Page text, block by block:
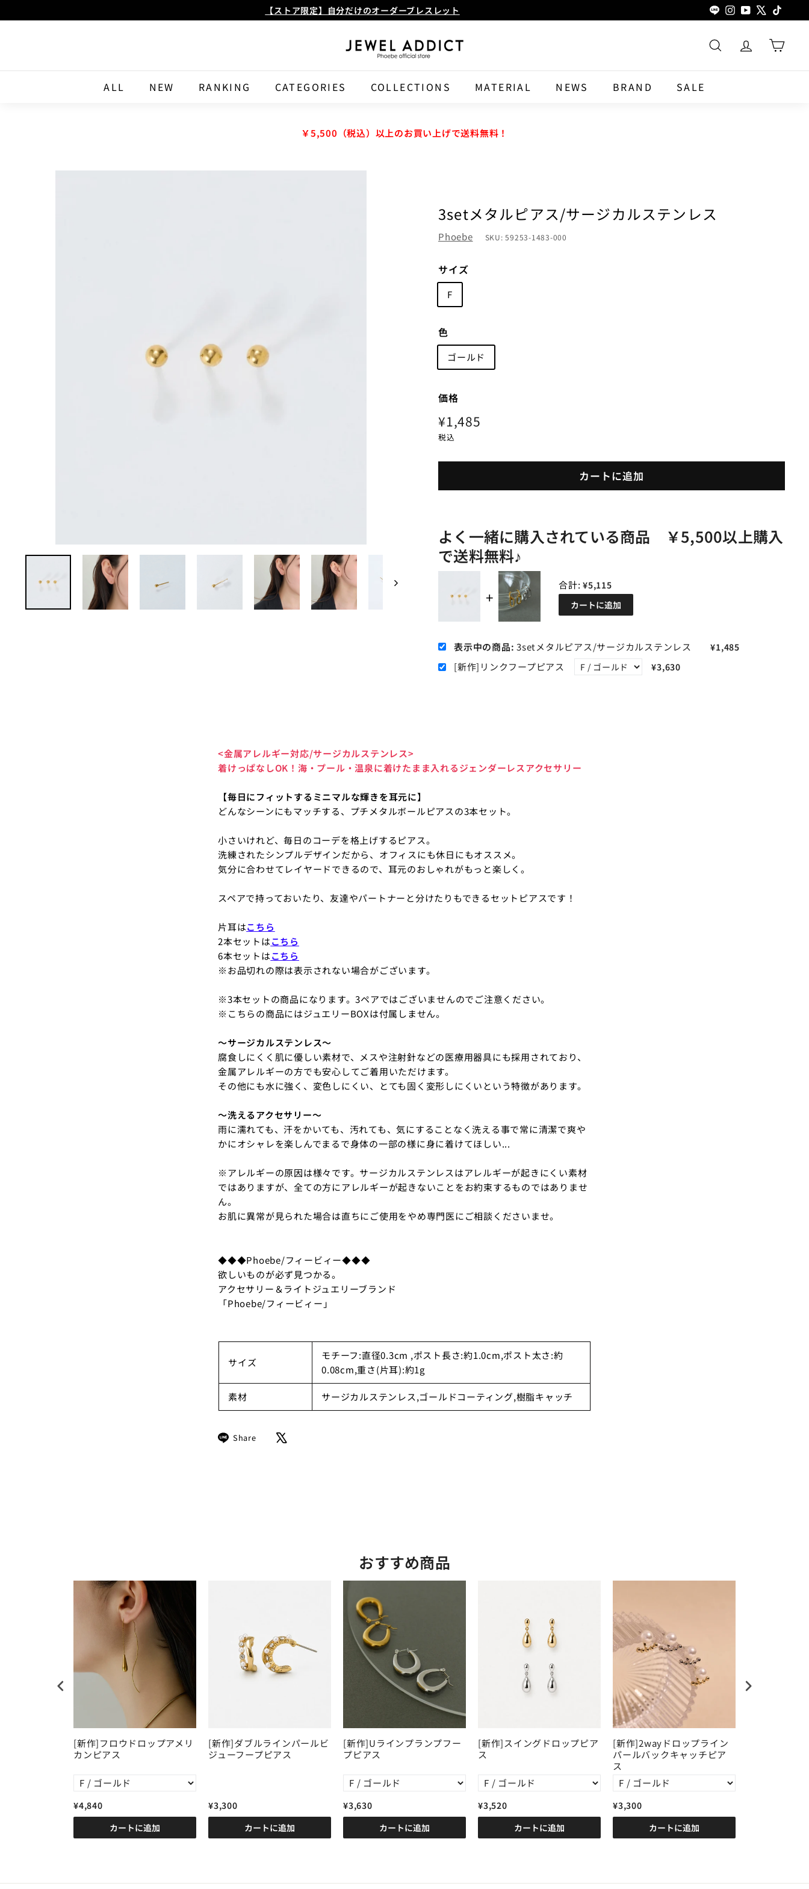
to
Pause
【ストア限定】自分だけのオーダーブレスレット LINEInstagram
YouTube
J
E
W
E
A
SEARCH
ALL NEW RANKING CATEGORIES COLLECTIONS MATERIAL NEWS BRAND SALE
￥5,500（税込）以上のお買い上げで送料無料！
3setメタルピアス/サージカルステンレス
Phoebe SKU:59253-1483-000
サイズ
F
色
ゴールド
価格
定
価
¥1,485
税込
カートに追加
よく一緒に購入されている商品 ￥5,500以上購入
で送料無料♪
合計: ¥5,115
カートに追加
表示中の商品: 3setメタルピアス/サージカルステンレス ¥1,485
[新作]リンクフープピアス ¥3,630
<金属アレルギー対応/サージカルステンレス>
着けっぱなしOK！海・プール・温泉に着けたまま入れるジェンダーレスアクセサリー
【毎日にフィットするミニマルな輝きを耳元に】
どんなシーンにもマッチする、プチメタルボールピアスの3本セット。
小さいけれど、毎日のコーデを格上げするピアス。
洗練されたシンプルデザインだから、オフィスにも休日にもオススメ。
気分に合わせてレイヤードできるので、耳元のおしゃれがもっと楽しく。
スペアで持っておいたり、友達やパートナーと分けたりもできるセットピアスです！
片耳はこちら
2本セットはこちら
6本セットはこちら
※お品切れの際は表示されない場合がございます。
※3本セットの商品になります。3ペアではございませんのでご注意ください。
※こちらの商品にはジュエリーBOXは付属しません。
～サージカルステンレス～
腐食しにくく肌に優しい素材で、メスや注射針などの医療用器具にも採用されており、
金属アレルギーの方でも安心してご着用いただけます。
その他にも水に強く、変色しにくい、とても固く変形しにくいという特徴があります。
～洗えるアクセサリー～
雨に濡れても、汗をかいても、汚れても、気にすることなく洗える事で常に清潔で爽や
かにオシャレを楽しんでまるで身体の一部の様に身に着けてほしい...
※アレルギーの原因は様々です。サージカルステンレスはアレルギーが起きにくい素材
ではありますが、全ての方にアレルギーが起きないことをお約束するものではありませ
ん。
お肌に異常が見られた場合は直ちにご使用をやめ専門医にご相談くださいませ。
◆◆◆Phoebe/フィービィー◆◆◆
欲しいものが必ず見つかる。
アクセサリー＆ライトジュエリーブランド
「Phoebe/フィービィー」
サイズ
モチーフ:直径0.3cm ,ポスト長さ:約1.0cm,ポスト太さ:約
0.08cm,重さ(片耳):約1g
素材 サージカルステンレス,ゴールドコーティング,樹脂キャッチ
Share
Share
おすすめ商品
[新作]フロウドロップアメリ
カンピアス
¥4,840
カートに追加
[新作]ダブルラインパールビ
ジューフープピアス
¥3,300
カートに追加
[新作]Uラインプランプフー
プピアス
¥3,630
カートに追加
[新作]スイングドロップピア
ス
¥3,520
カートに追加
[新作]2wayドロップライン
パールバックキャッチピア
ス
¥3,300
カートに追加